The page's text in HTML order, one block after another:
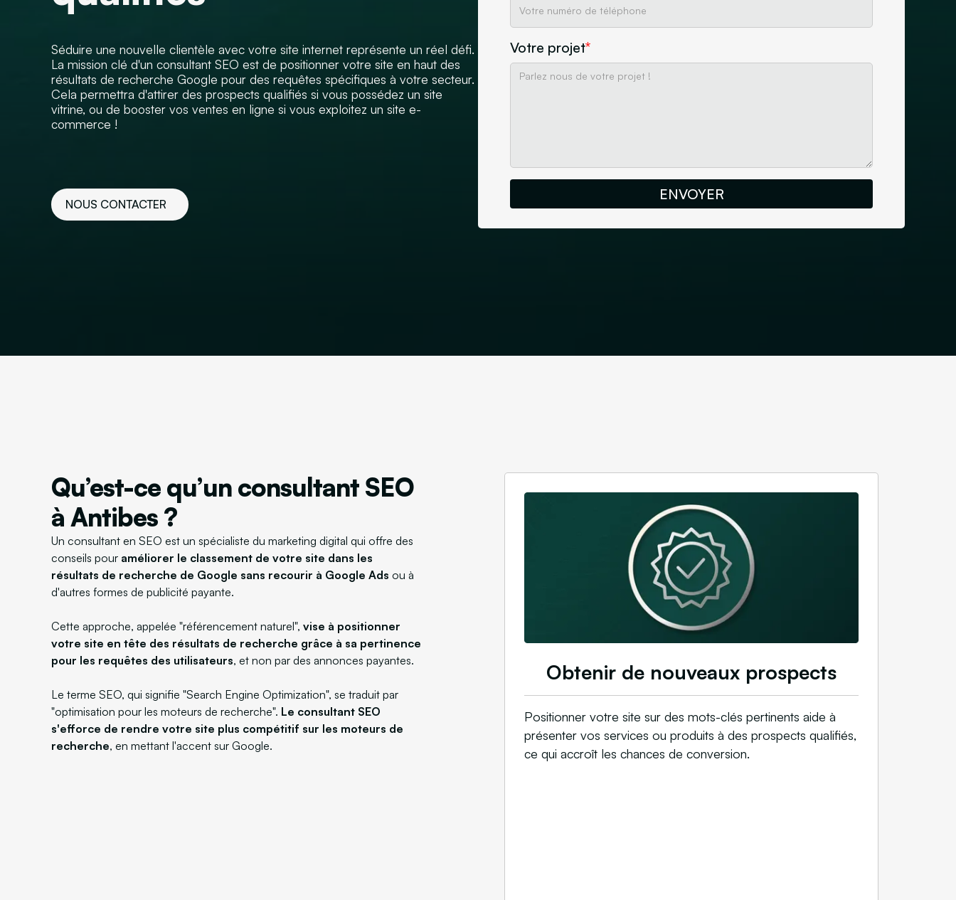
Séduire une nouvelle clientèle avec votre site internet représente un réel défi.
La mission clé d'un consultant SEO est de positionner votre site en haut des
résultats de recherche Google pour des requêtes spécifiques à votre secteur.
Cela permettra d'attirer des prospects qualifiés si vous possédez un site
vitrine, ou de booster vos ventes en ligne si vous exploitez un site e-
commerce !
NOUS CONTACTER
Votre projet*
Qu’est-ce qu’un consultant SEO
à Antibes ?
Un consultant en SEO est un spécialiste du marketing digital qui offre des
conseils pour améliorer le classement de votre site dans les
résultats de recherche de Google sans recourir à Google Ads ou à
d'autres formes de publicité payante.
Cette approche, appelée "référencement naturel", vise à positionner
votre site en tête des résultats de recherche grâce à sa pertinence
pour les requêtes des utilisateurs, et non par des annonces payantes.
Le terme SEO, qui signifie "Search Engine Optimization", se traduit par
"optimisation pour les moteurs de recherche". Le consultant SEO
s'efforce de rendre votre site plus compétitif sur les moteurs de
recherche, en mettant l'accent sur Google.
Obtenir de nouveaux prospects
Positionner votre site sur des mots-clés pertinents aide à
présenter vos services ou produits à des prospects qualifiés,
ce qui accroît les chances de conversion.